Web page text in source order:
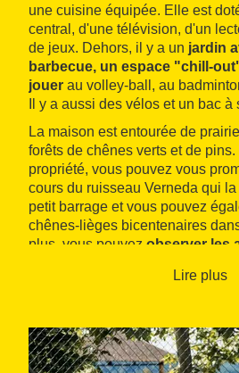
une cuisine équipée. Elle est
central, d'une télévision, d'un
de jeux. Dehors, il y a un jardin
barbecue, un espace "chill-
jouer au volley-ball, au
Il y a aussi des vélos et un bac à
La maison est entourée de
forêts de chênes verts et de
propriété, vous pouvez vous
cours du ruisseau Verneda qui
petit barrage et vous pouvez
chênes-lièges bicentenaires
plus, vous pouvez observer les
naturel vous permet de pratiquer
la Costa Brava.
< br>
Lire plus